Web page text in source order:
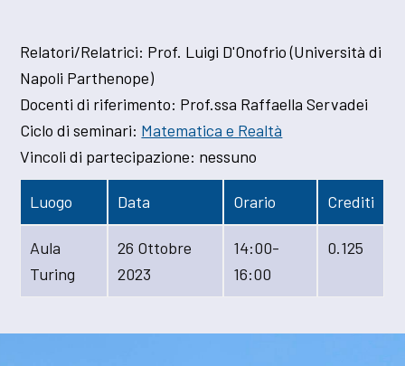
Relatori/Relatrici: Prof. Luigi D'Onofrio (Università di
Napoli Parthenope)
Docenti di riferimento: Prof.ssa Raffaella Servadei
Ciclo di seminari: Matematica e Realtà
Vincoli di partecipazione: nessuno
Luogo Data Orario Crediti
Aula
Turing
26 Ottobre
2023
14:00-
16:00
0.125